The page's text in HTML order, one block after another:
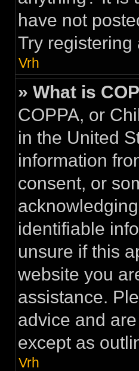
have not
Try
Vrh
» What is
COPPA, or
in the United
information
consent, or
identifiable
unsure if this
website you
assistance.
advice and
except as
Vrh